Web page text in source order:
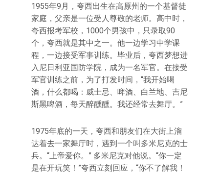
1955年9月，夸西出生在高原州的一个基督徒
家庭，父亲是一位受人尊敬的老师。高中时，
夸西报考军校，1000个男孩中，只录取90
个，夸西就是其中之一。他一边学习中学课
程，一边接受军事训练。毕业后，夸西梦想进
入尼日利亚国防学院，成为一名军官。在接受
军官训练之前，为了打发时间，“我开始喝
酒，什么都喝：威士忌、啤酒、白兰地、吉尼
斯黑啤酒，每天醉醺醺。我还经常去舞厅。”
1975年底的一天，夸西和朋友们在大街上溜
达着去一家舞厅时，遇到一个叫多米尼克的士
兵。“上帝爱你。” 多米尼克对他说。“你一定
是在开玩笑！”夸西立刻回应，“你不了解我！